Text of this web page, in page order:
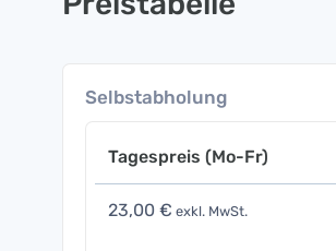
Selbstabholung
Tagespreis (Mo-Fr)
23,00 € exkl. MwSt.